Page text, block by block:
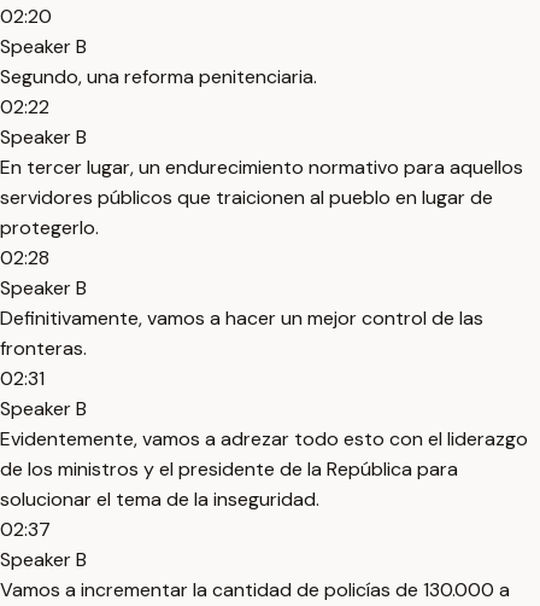
02:20
Speaker B
Segundo, una reforma penitenciaria.
02:22
Speaker B
En tercer lugar, un endurecimiento normativo para aquellos
servidores públicos que traicionen al pueblo en lugar de
protegerlo.
02:28
Speaker B
Definitivamente, vamos a hacer un mejor control de las
fronteras.
02:31
Speaker B
Evidentemente, vamos a adrezar todo esto con el liderazgo
de los ministros y el presidente de la República para
solucionar el tema de la inseguridad.
02:37
Speaker B
Vamos a incrementar la cantidad de policías de 130.000 a